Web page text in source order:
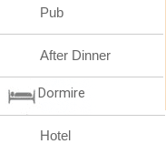
Pub
After Dinner
Dormire
Hotel